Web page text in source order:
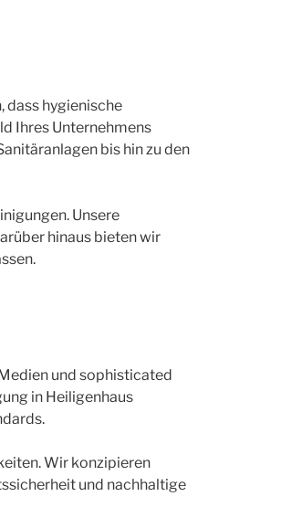
dass hygienische
Ihres Unternehmens
bis hin zu den
Unsere
hinaus bieten wir
und sophisticated
in Heiligenhaus
Wir konzipieren
und nachhaltige